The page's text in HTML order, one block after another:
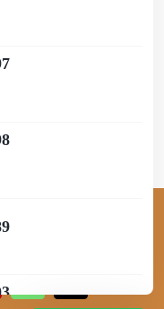
GROUP | All Rights